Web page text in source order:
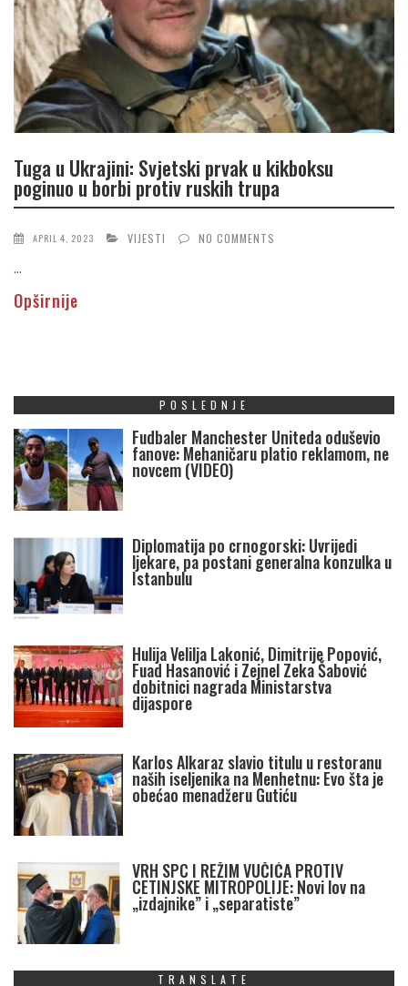
Tuga u Ukrajini: Svjetski prvak u kikboksu
poginuo u borbi protiv ruskih trupa
APRIL 4, 2023 VIJESTI NO COMMENTS
...
Opširnije
POSLEDNJE
Fudbaler Manchester Uniteda oduševio
fanove: Mehaničaru platio reklamom, ne
novcem (VIDEO)
Diplomatija po crnogorski: Uvrijedi
ljekare, pa postani generalna konzulka u
Istanbulu
Hulija Velilja Lakonić, Dimitrije Popović,
Fuad Hasanović i Zejnel Zeka Šabović
dobitnici nagrada Ministarstva
dijaspore
Karlos Alkaraz slavio titulu u restoranu
naših iseljenika na Menhetnu: Evo šta je
obećao menadžeru Gutiću
VRH SPC I REŽIM VUČIĆA PROTIV
CETINJSKE MITROPOLIJE: Novi lov na
„izdajnike” i „separatiste”
TRANSLATE